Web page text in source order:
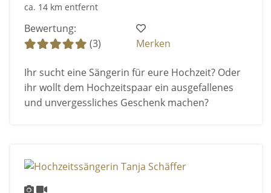
ca. 14 km entfernt
Bewertung:
(3)
Merken
Ihr sucht eine Sängerin für eure Hochzeit? Oder
ihr wollt dem Hochzeitspaar ein ausgefallenes
und unvergessliches Geschenk machen?